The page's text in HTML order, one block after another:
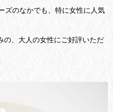
のなかでも、特に女性に人気
の、大人の女性にご好評いただ